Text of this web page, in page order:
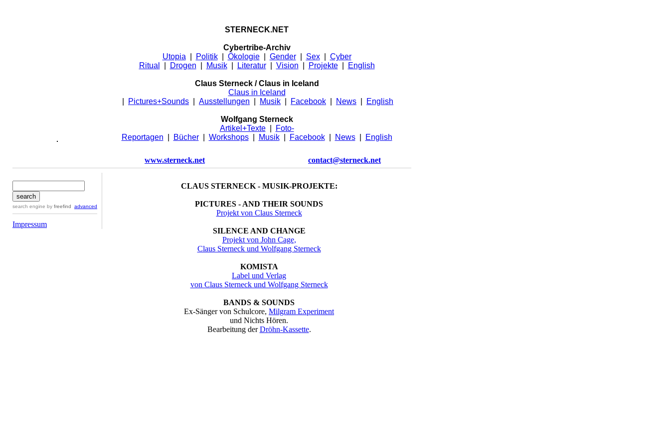
STERNECK.NET
Cybertribe-Archiv
Utopia
Politik| Ökologie| Gender| Sex| Cyber
Ritual
Drogen Musik| Literatur| Vision Projekte| English
Claus Sterneck / Claus in Iceland
Claus in Iceland
Pictures+Sounds Ausstellungen Musik Facebook News English
Wolfgang Sterneck
Artikel+Texte|
Foto-
Reportagen
Bücher| Workshops| Musik| Facebook| News| English
www.sterneck.net contact@sterneck.net
search engine by freefind advanced
Impressum
CLAUS STERNECK - MUSIK-PROJEKTE:
PICTURES - AND THEIR SOUNDS
Projekt von Claus Sterneck
SILENCE AND CHANGE
Projekt von John Cage,
Claus Sterneck und Wolfgang Sterneck
KOMISTA
Label und Verlag
von Claus Sterneck und Wolfgang Sterneck
BANDS & SOUNDS
Ex-Sänger von Schulcore, Milgram Experiment
und Nichts Hören.
Bearbeitung derDröhn-Kassette.